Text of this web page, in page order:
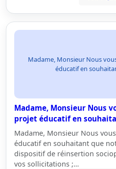
Madame, Monsieur Nous
éducatif en
Madame, Monsieur Nous
projet éducatif en
Madame, Monsieur Nous
éducatif en souhaitant que
dispositif de réinsertion
vos sollicitations ;…